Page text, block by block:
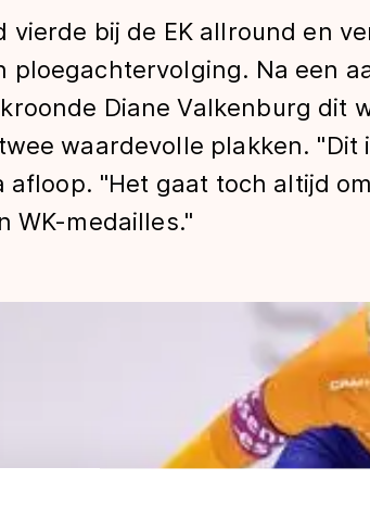
vierde bij de EK allround en
ploegachtervolging. Na een
Diane Valkenburg dit
waardevolle plakken. "Dit
afloop. "Het gaat toch altijd
WK-medailles."